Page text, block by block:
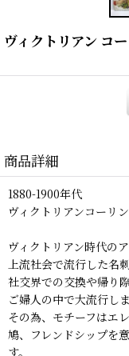
ヴィクトリアン コ
商品詳細
1880-1900年代
ヴィクトリアンコーリ
ヴィクトリアン時代の
上流社会で流行した名刺
社交界での交換や帰り
ご婦人の中で大流行しま
その為、モチーフはエ
鳩、フレンドシップを
す。